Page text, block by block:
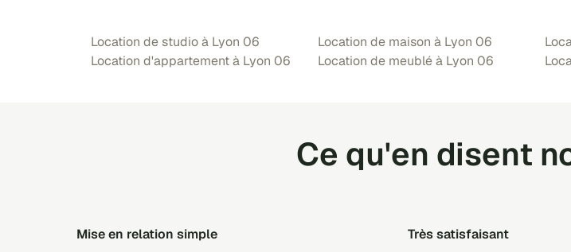
Location de studio à Lyon 06
Location d'appartement à Lyon 06
Location de maison à Lyon 06
Location de meublé à Lyon 06
Ce qu'en disent
mise en relation simple
Très satisfaisant